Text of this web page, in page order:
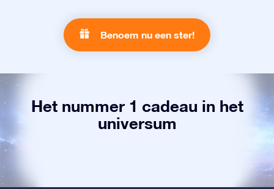
Benoem nu een ster!
Het nummer 1 cadeau in het
universum